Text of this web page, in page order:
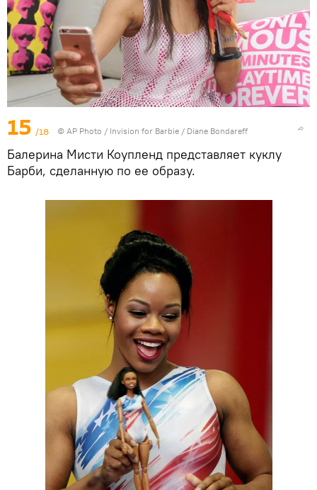
15 /18 © AP Photo / Invision for Barbie / Diane Bondareff
Балерина Мисти Коупленд представляет куклу
Барби, сделанную по ее образу.